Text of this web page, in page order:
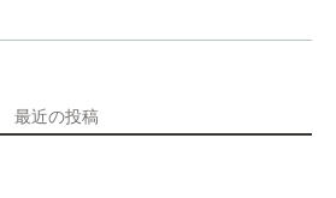
最近の投稿